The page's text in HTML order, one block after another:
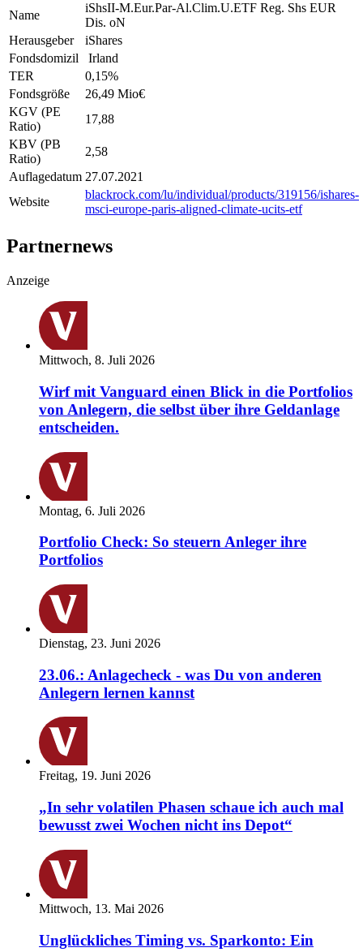
Name
iShsII-M.Eur.Par-Al.Clim.U.ETF Reg. Shs EUR
Dis. oN
Herausgeber
iShares
Fondsdomizil
Irland
TER
0,15%
Fondsgröße
26,49 Mio€
KGV (PE
Ratio)
17,88
KBV (PB
Ratio)
2,58
Auflagedatum 27.07.2021
Website
blackrock.com/lu/individual/products/319156/ishares-
msci-europe-paris-aligned-climate-ucits-etf
Partnernews
Anzeige
Mittwoch, 8. Juli 2026
Wirf mit Vanguard einen Blick in die Portfolios
von Anlegern, die selbst über ihre Geldanlage
entscheiden.
Montag, 6. Juli 2026
Portfolio Check: So steuern Anleger ihre
Portfolios
Dienstag, 23. Juni 2026
23.06.: Anlagecheck - was Du von anderen
Anlegern lernen kannst
Freitag, 19. Juni 2026
„In sehr volatilen Phasen schaue ich auch mal
bewusst zwei Wochen nicht ins Depot“
Mittwoch, 13. Mai 2026
Unglückliches Timing vs. Sparkonto: Ein